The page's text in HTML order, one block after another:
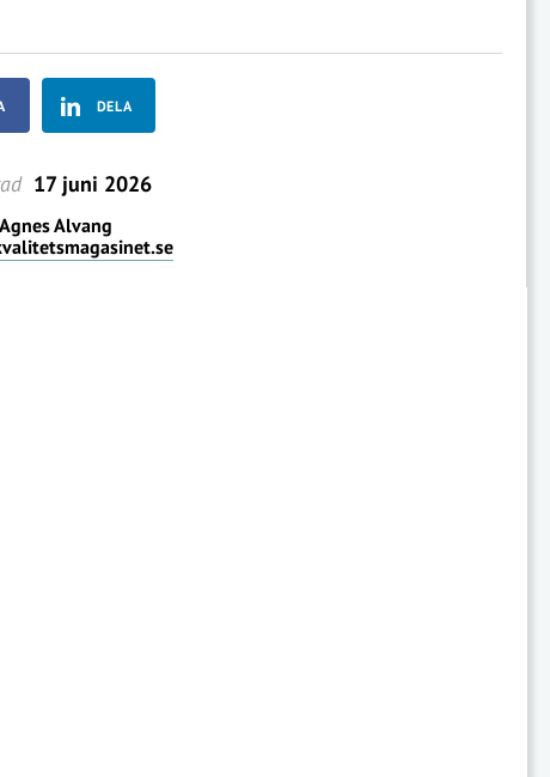
DELA
17 juni 2026
Agnes Alvang